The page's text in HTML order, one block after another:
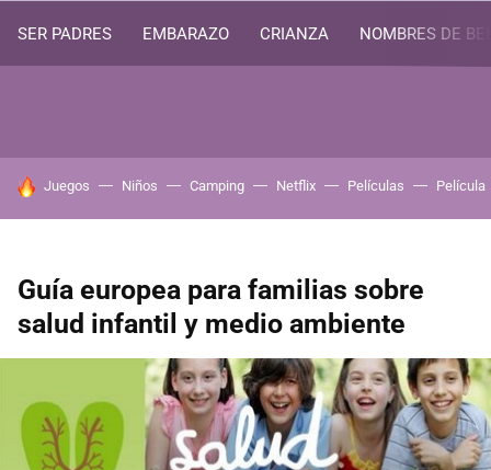
SER PADRES EMBARAZO CRIANZA NOMBRES DE
HOY SE HABLA DE
Juegos Niños Camping Netflix Películas Película
Guía europea para familias sobre
salud infantil y medio ambiente